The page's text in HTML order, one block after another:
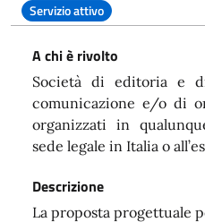
Servizio attivo
A chi è rivolto
Società di editoria e
comunicazione e/o di
organizzati in
sede legale in Italia o
Descrizione
La proposta progettuale